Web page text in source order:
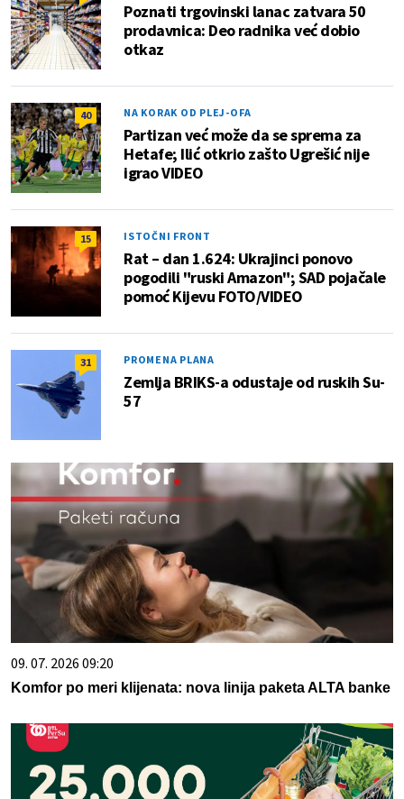
Poznati trgovinski lanac zatvara 50
prodavnica: Deo radnika već dobio
otkaz
40 NA KORAK OD PLEJ-OFA
Partizan već može da se sprema za
Hetafe; Ilić otkrio zašto Ugrešić nije
igrao VIDEO
15 ISTOČNI FRONT
Rat – dan 1.624: Ukrajinci ponovo
pogodili "ruski Amazon"; SAD pojačale
pomoć Kijevu FOTO/VIDEO
31 PROMENA PLANA
Zemlja BRIKS-a odustaje od ruskih Su-
57
09. 07. 2026 09:20
Komfor po meri klijenata: nova linija paketa ALTA banke